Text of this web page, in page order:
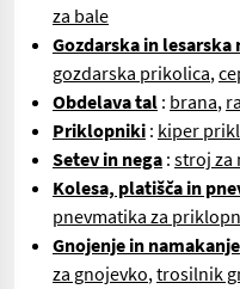
za bale
Gozdarska in lesarska
gozdarska prikolica,
Obdelava tal : brana,
Priklopniki : kiper
Setev in nega : stroj za
Kolesa, platišča in
pnevmatika za
Gnojenje in namakanje
za gnojevko,trosilnik